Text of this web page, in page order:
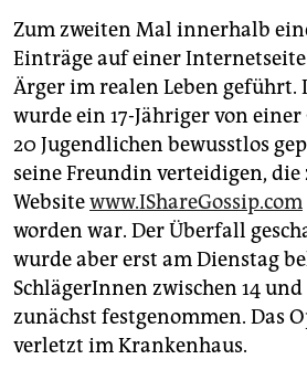
abo
genossenschaft
epaper login
Zum zweiten Mal innerhalb
Einträge auf einer
Ärger im realen Leben geführt.
wurde ein 17-Jähriger von
20 Jugendlichen bewusstlos
seine Freundin verteidigen, die
Websitewww.IShareGossip.com
worden war. Der Überfall
wurde aber erst am Dienstag
SchlägerInnen zwischen 14
zunächst festgenommen. Das
verletzt im Krankenhaus.